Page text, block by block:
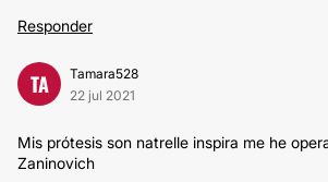
Responder
TA
Tamara528
22 jul 2021
Mis prótesis son natrelle inspira me he
Zaninovich